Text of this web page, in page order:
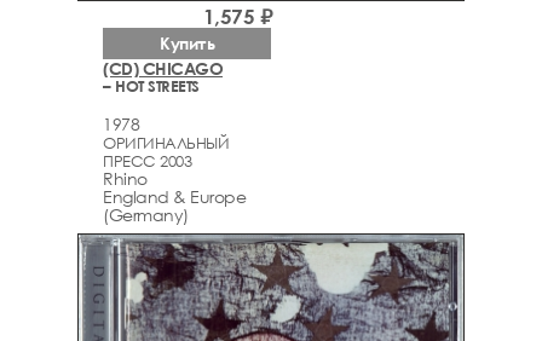
(CD) CHICAGO
– HOT STREETS
1978
ОРИГИНАЛЬНЫЙ
ПРЕСС 2003
Rhino
England & Europe
(Germany)
1,575 ₽
Купить